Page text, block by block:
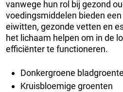
vanwege hun rol bij gezond
voedingsmiddelen bieden
eiwitten, gezonde vetten en
het lichaam helpen om in de
efficiënter te functioneren.
Donkergroene
Kruisbloemige groenten